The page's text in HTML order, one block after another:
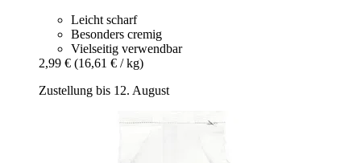
Leicht scharf
Besonders cremig
Vielseitig verwendbar
2,99 € (16,61 € / kg)
Zustellung bis 12. August